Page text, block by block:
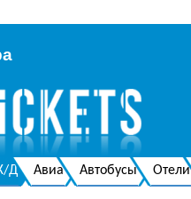
Д Авиа Автобусы Отели